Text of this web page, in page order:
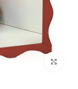
לחץ להגדלה